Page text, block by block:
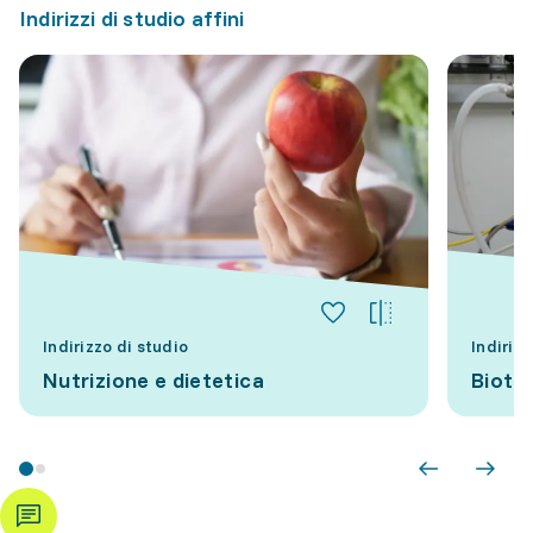
Indirizzi di studio affini
Indirizzo di studio
Nutrizione e dietetica